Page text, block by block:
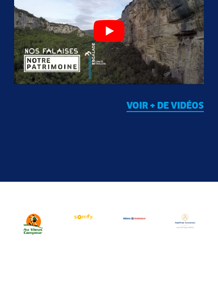
VOIR + DE VIDÉOS